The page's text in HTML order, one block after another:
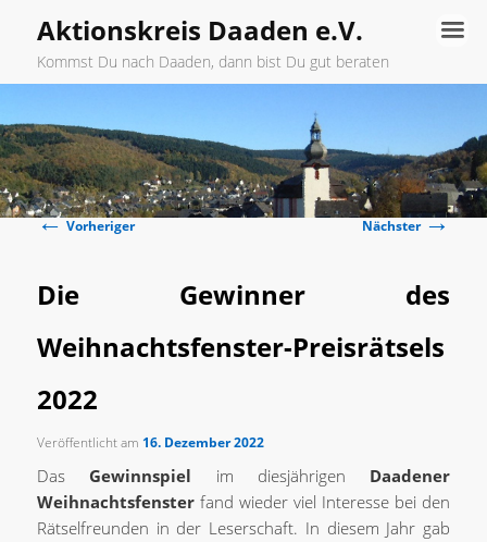
Aktionskreis Daaden e.V.
Kommst Du nach Daaden, dann bist Du gut beraten
primären
Inhalt
Beitragsnavigation
←Vorheriger Nächster→
Die Gewinner des
Weihnachtsfenster-Preisrätsels
2022
Veröffentlicht am 16. Dezember 2022
Das Gewinnspiel im diesjährigen Daadener
Weihnachtsfenster fand wieder viel Interesse bei den
Rätselfreunden in der Leserschaft. In diesem Jahr gab